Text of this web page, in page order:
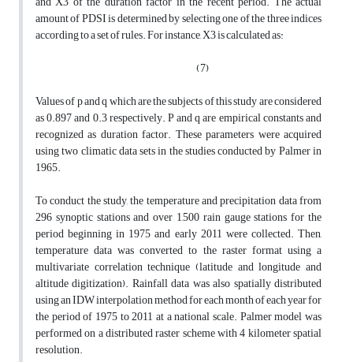
amount of PDSI is determined by selecting one of the three indices
according to a set of rules. For instance, X3 is calculated as:
(7)
Values ​​of p and q which are the subjects of this study are considered
as 0.897 and 0.3 respectively. P and q are empirical constants and
recognized as duration factor. These parameters were acquired
using two climatic data sets in the studies conducted by Palmer in
1965.
To conduct the study, the temperature and precipitation data from
296 synoptic stations and over 1,500 rain gauge stations for the
period beginning in 1975 and early 2011 were collected. Then,
temperature data was converted to the raster format using a
multivariate correlation technique (latitude and longitude and
altitude digitization). Rainfall data was also spatially distributed
using an IDW interpolation method for each month of each year for
the period of 1975 to 2011 at a national scale. Palmer model was
performed on a distributed raster scheme with 4 kilometer spatial
resolution.